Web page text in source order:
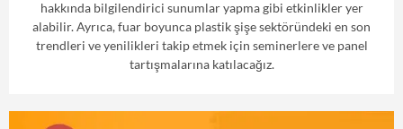
hakkında bilgilendirici sunumlar yapma gibi etkinlikler yer
alabilir. Ayrıca, fuar boyunca plastik şişe sektöründeki en son
trendleri ve yenilikleri takip etmek için seminerlere ve panel
tartışmalarına katılacağız.